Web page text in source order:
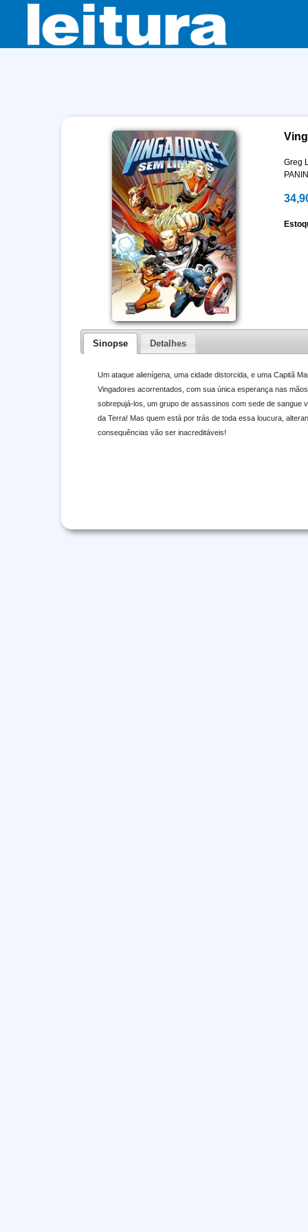
Greg
Sinopse Detalhes
Um ataque alienígena, uma cidade distorcida, e uma Capitã
Vingadores acorrentados, com sua única esperança nas
sobrepujá-los, um grupo de assassinos com sede de sangue
da Terra! Mas quem está por trás de toda essa loucura,
consequências vão ser inacreditáveis!